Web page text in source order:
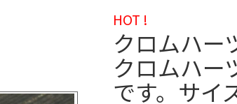
HOT !
クロムハ
クロムハー
です。サイ